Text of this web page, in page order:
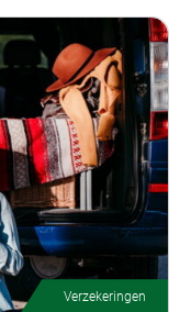
Verzekeringen